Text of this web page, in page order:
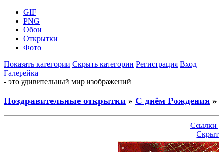
GIF
PNG
Обои
Открытки
Фото
Показать категории Скрыть категории Регистрация Вход
Галерейка
- это удивительный мир изображений
Поздравительные открытки » С днём Рождения
Ссылки